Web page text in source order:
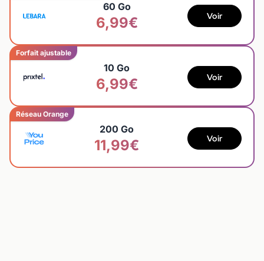
60 Go
6,99€ Voir
Forfait ajustable
10 Go
6,99€ Voir
Réseau Orange
200 Go
11,99€ Voir